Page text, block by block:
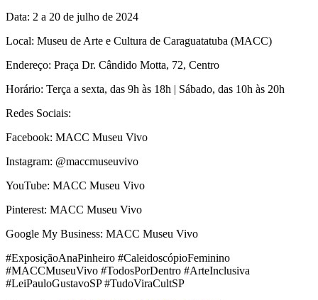
Data: 2 a 20 de julho de 2024
Local: Museu de Arte e Cultura de Caraguatatuba (MACC)
Endereço: Praça Dr. Cândido Motta, 72, Centro
Horário: Terça a sexta, das 9h às 18h | Sábado, das 10h às 20h
Redes Sociais:
Facebook: MACC Museu Vivo
Instagram: @maccmuseuvivo
YouTube: MACC Museu Vivo
Pinterest: MACC Museu Vivo
Google My Business: MACC Museu Vivo
#ExposiçãoAnaPinheiro #CaleidoscópioFeminino
#MACCMuseuVivo #TodosPorDentro #ArteInclusiva
#LeiPauloGustavoSP #TudoViraCultSP